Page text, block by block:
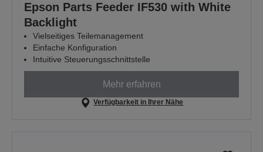
Epson Parts Feeder IF530 with White
Backlight
Vielseitiges Teilemanagement
Einfache Konfiguration
Intuitive Steuerungsschnittstelle
Mehr erfahren
Verfügbarkeit in Ihrer Nähe